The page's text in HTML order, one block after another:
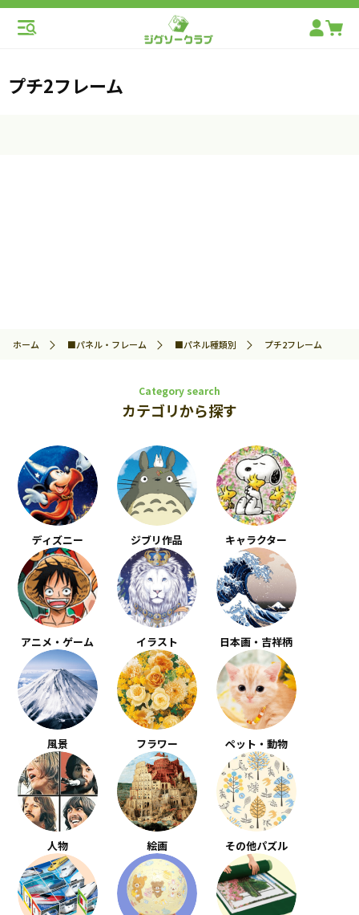
プチ2フレーム
ホーム ■パネル・フレーム ■パネル種類別 プチ2フレーム
Category search
カテゴリから探す
ディズニー ジブリ作品 キャラクター
アニメ・ゲーム イラスト 日本画・吉祥柄
風景 フラワー ペット・動物
人物 絵画 その他パズル